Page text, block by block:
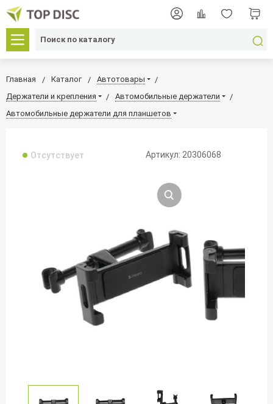
Главная Каталог
Автотовары
Держатели и крепления
Автомобильные держатели
Автомобильные держатели для планшетов
Отсутствует Артикул: 20306068